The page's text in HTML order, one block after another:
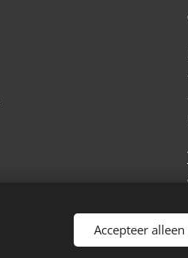
Accepteer